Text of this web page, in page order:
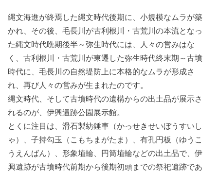
縄文海進が終焉した縄文時代後期に、小規模なムラが築
かれ、その後、毛長川が古利根川・古荒川の本流となっ
た縄文時代晩期後半～弥生時代には、人々の営みはな
く、古利根川・古荒川が東遷した弥生時代終末期～古墳
時代に、毛長川の自然堤防上に本格的なムラが形成さ
れ、再び人々の営みが生まれたのです。
縄文時代、そして古墳時代の遺構からの出土品が展示さ
れるのが、伊興遺跡公園展示館。
とくに注目は、滑石製紡錘車（かっせきせいぼうすいし
ゃ）、子持勾玉（こもちまがたま）、有孔円板（ゆうこ
うえんばん）、形象埴輪、円筒埴輪などの出土品で、伊
興遺跡が古墳時代前期から後期初頭までの祭祀遺跡であ